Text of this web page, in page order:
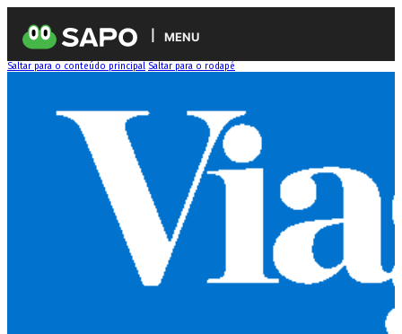
MENU
Saltar para o conteúdo principal Saltar para o rodapé